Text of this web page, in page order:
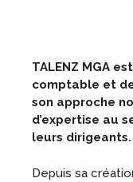
TALENZ MGA
comptable et
son approche
d’expertise au
leurs dirigeants.
Depuis sa